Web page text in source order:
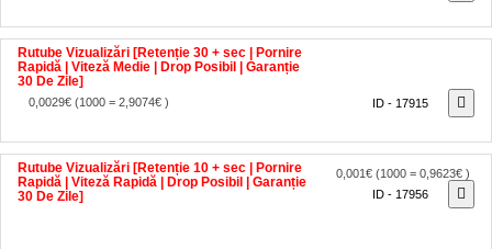
Rutube Vizualizări [Retenție 30 + sec | Pornire
Rapidă | Viteză Medie | Drop Posibil | Garanție
30 De Zile]
0,0029€(1000 = 2,9074€ )
Rutube Vizualizări [Retenție 10 + sec | Pornire
Rapidă | Viteză Rapidă | Drop Posibil | Garanție
30 De Zile]
0,001€(1000 = 0,9623€ )
ID - 17956